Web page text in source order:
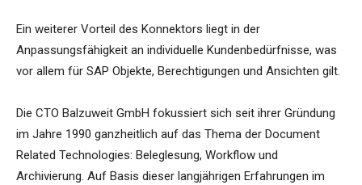
Ein weiterer Vorteil des Konnektors liegt in der
Anpassungsfähigkeit an individuelle Kundenbedürfnisse, was
vor allem für SAP Objekte, Berechtigungen und Ansichten gilt.
Die CTO Balzuweit GmbH fokussiert sich seit ihrer Gründung
im Jahre 1990 ganzheitlich auf das Thema der Document
Related Technologies: Beleglesung, Workflow und
Archivierung. Auf Basis dieser langjährigen Erfahrungen im